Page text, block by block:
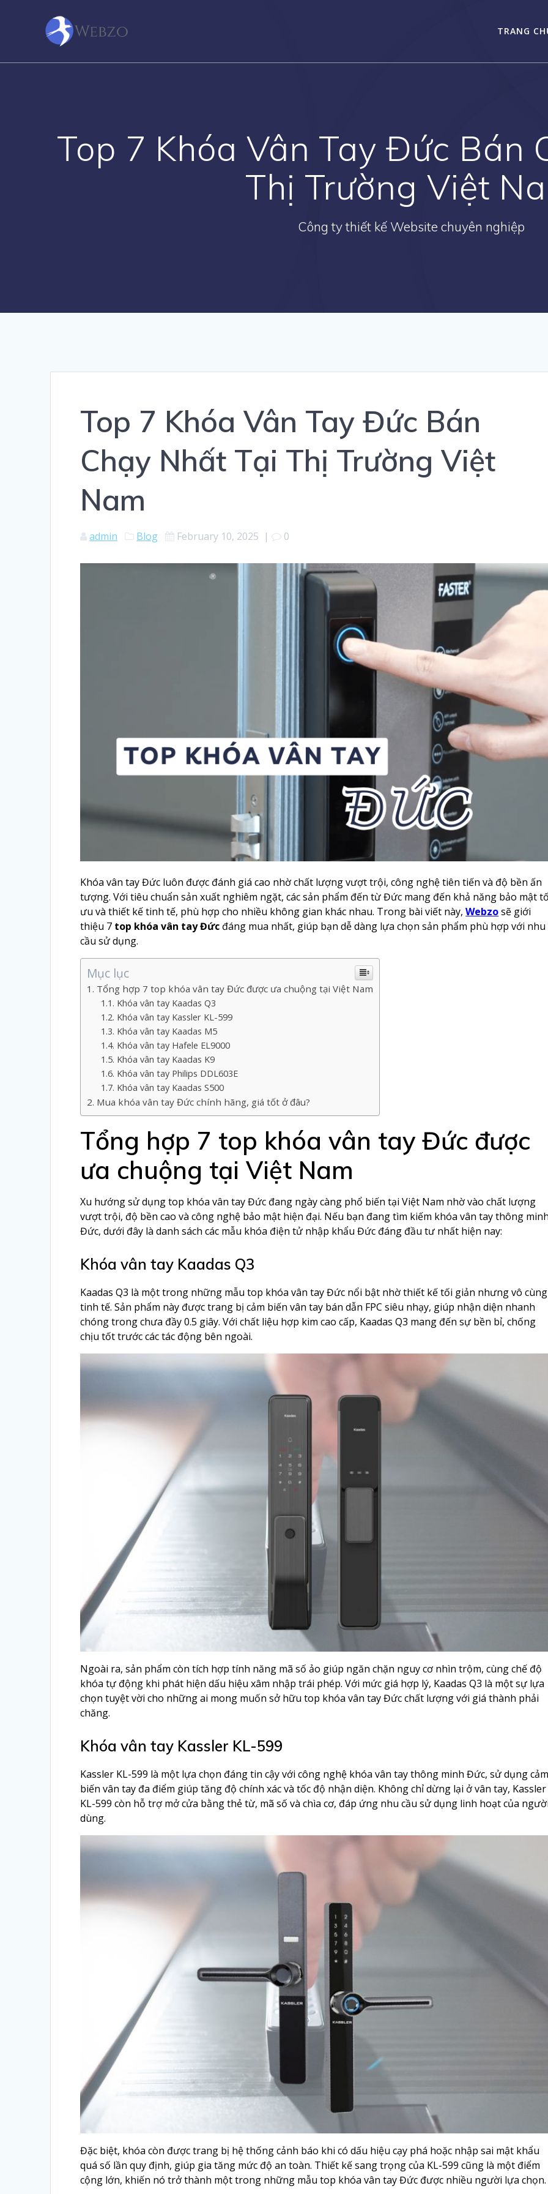
TRANG
Top 7 Khóa Vân Tay Đức Bán
Thị Trường Việt
Công ty thiết kế Website chuyên nghiệp
Top 7 Khóa Vân Tay Đức Bán
Chạy Nhất Tại Thị Trường Việt
Nam
admin Blog February 10, 2025 | 0
Khóa vân tay Đức luôn được đánh giá cao nhờ chất lượng vượt trội, công nghệ tiên tiến và độ bền ấn
tượng. Với tiêu chuẩn sản xuất nghiêm ngặt, các sản phẩm đến từ Đức mang đến khả năng bảo mật
ưu và thiết kế tinh tế, phù hợp cho nhiều không gian khác nhau. Trong bài viết này,Webzosẽ giới
thiệu 7 top khóa vân tay Đức đáng mua nhất, giúp bạn dễ dàng lựa chọn sản phẩm phù hợp với nhu
cầu sử dụng.
Mục lục
Tổng hợp 7 top khóa vân tay Đức được ưa chuộng tại Việt Nam
Khóa vân tay Kaadas Q3
Khóa vân tay Kassler KL-599
Khóa vân tay Kaadas M5
Khóa vân tay Hafele EL9000
Khóa vân tay Kaadas K9
Khóa vân tay Philips DDL603E
Khóa vân tay Kaadas S500
Mua khóa vân tay Đức chính hãng, giá tốt ở đâu?
Tổng hợp 7 top khóa vân tay Đức được
ưa chuộng tại Việt Nam
Xu hướng sử dụng top khóa vân tay Đức đang ngày càng phổ biến tại Việt Nam nhờ vào chất lượng
vượt trội, độ bền cao và công nghệ bảo mật hiện đại. Nếu bạn đang tìm kiếm khóa vân tay thông
Đức, dưới đây là danh sách các mẫu khóa điện tử nhập khẩu Đức đáng đầu tư nhất hiện nay:
Khóa vân tay Kaadas Q3
Kaadas Q3 là một trong những mẫu top khóa vân tay Đức nổi bật nhờ thiết kế tối giản nhưng vô cùng
tinh tế. Sản phẩm này được trang bị cảm biến vân tay bán dẫn FPC siêu nhạy, giúp nhận diện nhanh
chóng trong chưa đầy 0.5 giây. Với chất liệu hợp kim cao cấp, Kaadas Q3 mang đến sự bền bỉ, chống
chịu tốt trước các tác động bên ngoài.
Ngoài ra, sản phẩm còn tích hợp tính năng mã số ảo giúp ngăn chặn nguy cơ nhìn trộm, cùng chế độ
khóa tự động khi phát hiện dấu hiệu xâm nhập trái phép. Với mức giá hợp lý, Kaadas Q3 là một sự lựa
chọn tuyệt vời cho những ai mong muốn sở hữu top khóa vân tay Đức chất lượng với giá thành phải
chăng.
Khóa vân tay Kassler KL-599
Kassler KL-599 là một lựa chọn đáng tin cậy với công nghệ khóa vân tay thông minh Đức, sử dụng
biến vân tay đa điểm giúp tăng độ chính xác và tốc độ nhận diện. Không chỉ dừng lại ở vân tay, Kassler
KL-599 còn hỗ trợ mở cửa bằng thẻ từ, mã số và chìa cơ, đáp ứng nhu cầu sử dụng linh hoạt của
dùng.
Đặc biệt, khóa còn được trang bị hệ thống cảnh báo khi có dấu hiệu cạy phá hoặc nhập sai mật khẩu
quá số lần quy định, giúp gia tăng mức độ an toàn. Thiết kế sang trọng của KL-599 cũng là một điểm
cộng lớn, khiến nó trở thành một trong những mẫu top khóa vân tay Đức được nhiều người lựa chọn.